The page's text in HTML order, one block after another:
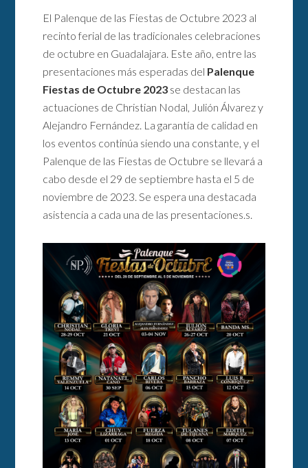
El Palenque de las Fiestas de Octubre 2023 al
recinto ferial de las tradicionales celebraciones
de octubre en Guadalajara. Este año, entre las
presentaciones más esperadas del Palenque
Fiestas de Octubre 2023 se destacan las
actuaciones de Christian Nodal, Julión Álvarez y
Alejandro Fernández. La garantía de calidad en
los eventos continúa siendo una constante, y el
Palenque de las Fiestas de Octubre se llevará a
cabo desde el 29 de septiembre hasta el 5 de
noviembre de 2023. Se espera una destacada
asistencia a cada una de las presentaciones.s.